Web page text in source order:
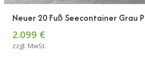
Neuer 20 Fuß Seecontainer Grau
2.099 €
zzgl. MwSt.